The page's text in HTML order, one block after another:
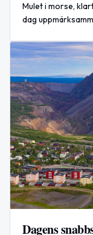
Mulet i morse,
dag
Dagens